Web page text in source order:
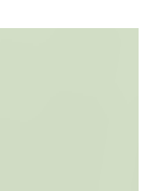
accesibilă, cu